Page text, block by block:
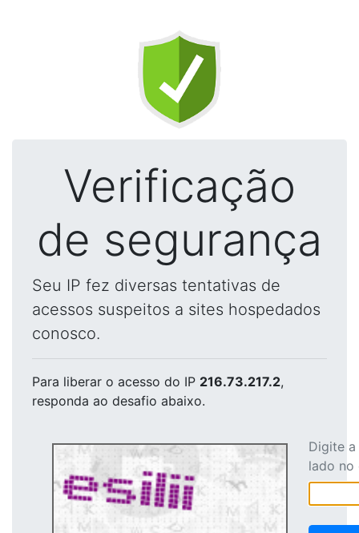
Verificação
de segurança
Seu IP fez diversas tentativas de
acessos suspeitos a sites hospedados
conosco.
Para liberar o acesso do IP 216.73.217.2,
responda ao desafio abaixo.
Digite
lado no